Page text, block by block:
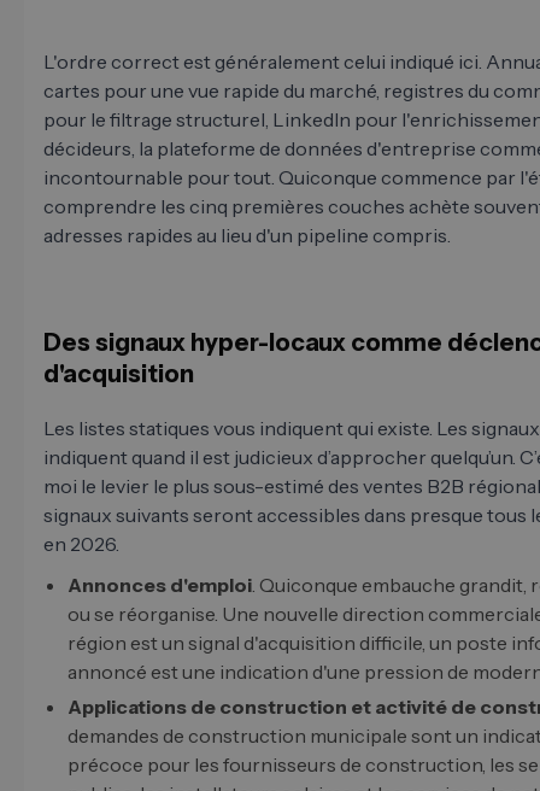
L'ordre correct est généralement celui indiqué ici.
cartes pour une vue rapide du marché, registres du
pour le filtrage structurel, LinkedIn pour
décideurs, la plateforme de données d'entreprise
incontournable pour tout. Quiconque commence par
comprendre les cinq premières couches achète
adresses rapides au lieu d'un pipeline compris.
Des signaux hyper-locaux comme
d'acquisition
Les listes statiques vous indiquent qui existe. Les
indiquent quand il est judicieux d’approcher quelqu’un.
moi le levier le plus sous-estimé des ventes B2B
signaux suivants seront accessibles dans presque tous
en 2026.
Annonces d'emploi. Quiconque embauche grandit,
ou se réorganise. Une nouvelle direction
région est un signal d'acquisition difficile, un poste
annoncé est une indication d'une pression de
Applications de construction et activité de
demandes de construction municipale sont un
précoce pour les fournisseurs de construction, les